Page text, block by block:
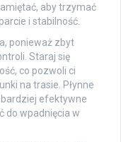
aby trzymać
i stabilność.
ponieważ zbyt
Staraj się
co pozwoli ci
na trasie. Płynne
efektywne
do wpadnięcia w